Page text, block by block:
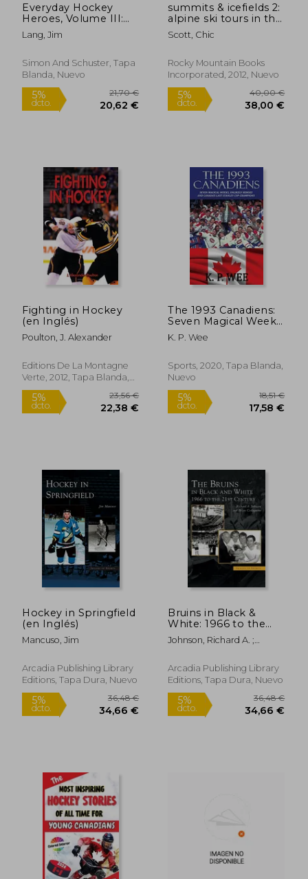
5% 22,39 € 5%
Everyday Hockey
Heroes, Volume III:
More Uplifting Stories
Celebrating Our
Inglés)
Lang, Jim
Simon And Schuster, Tapa
Blanda, Nuevo
summits & icefields 2:
alpine ski tours in the
columbia mountains
(en Inglés)
Scott, Chic
Rocky Mountain Books
Incorporated, 2012, Nuevo
Fighting in Hockey
(en Inglés)
Poulton, J. Alexander
Editions De La Montagne
Verte, 2012, Tapa Blanda,
Nuevo
5%
dcto. 22,38 €
The 1993 Canadiens:
Seven Magical Weeks,
Unlikely Heroes and
Canada’S Last Stanley
Inglés)
K. P. Wee
Sports, 2020, Tapa Blanda,
Nuevo
Hockey in Springfield
(en Inglés)
Mancuso, Jim
Arcadia Publishing Library
Editions, Tapa Dura, Nuevo
Bruins in Black &
White: 1966 to the
21st Century (en
Inglés)
Johnson, Richard A. ;
Arcadia Publishing Library
Editions, Tapa Dura, Nuevo